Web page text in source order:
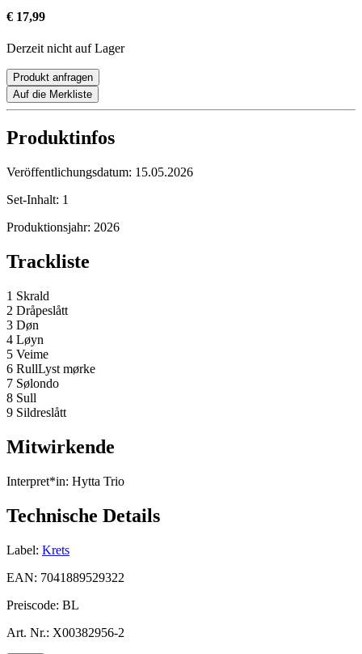
€ 17,99
Derzeit nicht auf Lager
Produkt anfragen
Auf die Merkliste
Produktinfos
Veröffentlichungsdatum: 15.05.2026
Set-Inhalt: 1
Produktionsjahr: 2026
Trackliste
1 Skrald
2 Dråpeslått
3 Døn
4 Løyn
5 Veime
6 RullLyst mørke
7 Sølondo
8 Sull
9 Sildreslått
Mitwirkende
Interpret*in: Hytta Trio
Technische Details
Label: Krets
EAN: 7041889529322
Preiscode: BL
Art. Nr.: X00382956-2